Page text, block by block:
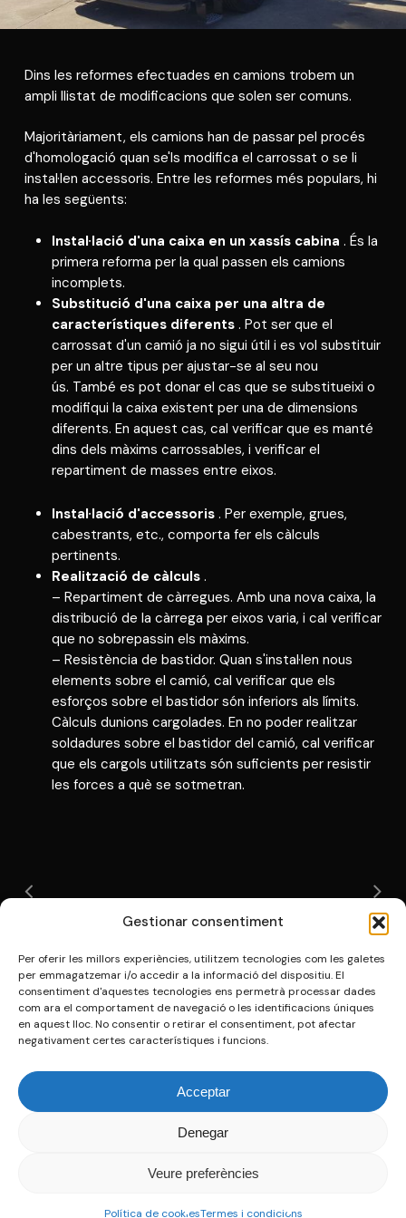
Gestionar consentiment
Per oferir les millors experiències, utilitzem tecnologies com les galetes
per emmagatzemar i/o accedir a la informació del dispositiu. El
consentiment d'aquestes tecnologies ens permetrà processar dades
com ara el comportament de navegació o les identificacions úniques
en aquest lloc. No consentir o retirar el consentiment, pot afectar
negativament certes característiques i funcions.
Acceptar
Denegar
Veure preferències
Política de cookiesTermes i condicions
Dins les reformes efectuades en camions trobem un
ampli llistat de modificacions que solen ser comuns.
Majoritàriament, els camions han de passar pel procés
d'homologació quan se'ls modifica el carrossat o se li
instal·len accessoris. Entre les reformes més populars, hi
ha les següents:
Instal·lació d'una caixa en un xassís cabina . És la
primera reforma per la qual passen els camions
incomplets.
Substitució d'una caixa per una altra de
característiques diferents . Pot ser que el
carrossat d'un camió ja no sigui útil i es vol substituir
per un altre tipus per ajustar-se al seu nou
ús. També es pot donar el cas que se substitueixi o
modifiqui la caixa existent per una de dimensions
diferents. En aquest cas, cal verificar que es manté
dins dels màxims carrossables, i verificar el
repartiment de masses entre eixos.
Instal·lació d'accessoris . Per exemple, grues,
cabestrants, etc., comporta fer els càlculs
pertinents.
Realització de càlculs.
– Repartiment de càrregues. Amb una nova caixa, la
distribució de la càrrega per eixos varia, i cal verificar
que no sobrepassin els màxims.
– Resistència de bastidor. Quan s'instal·len nous
elements sobre el camió, cal verificar que els
esforços sobre el bastidor són inferiors als límits.
Càlculs dunions cargolades. En no poder realitzar
soldadures sobre el bastidor del camió, cal verificar
que els cargols utilitzats són suficients per resistir
les forces a què se sotmetran.
© 2026 Nex enginyeria. | Powered by